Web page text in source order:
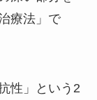
療法」で
性」という2